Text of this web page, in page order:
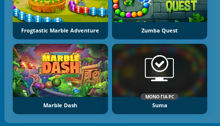
Frogtastic Marble Adventure Zumba Quest
Marble Dash
ΜΌΝΟ ΓΙΑ PC
Suma